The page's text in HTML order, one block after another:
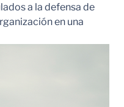
a la defensa de
en una